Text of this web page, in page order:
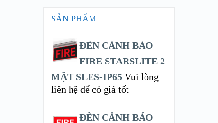
SẢN PHẨM
ĐÈN CẢNH BÁO
FIRE STARSLITE 2
MẶT SLES-IP65 Vui lòng
liên hệ để có giá tốt
ĐÈN CẢNH BÁO